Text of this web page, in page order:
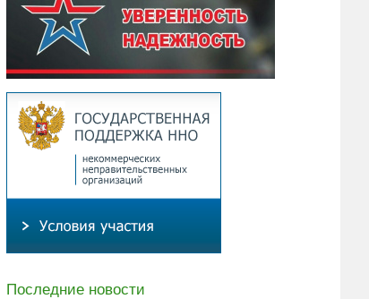
Последние новости